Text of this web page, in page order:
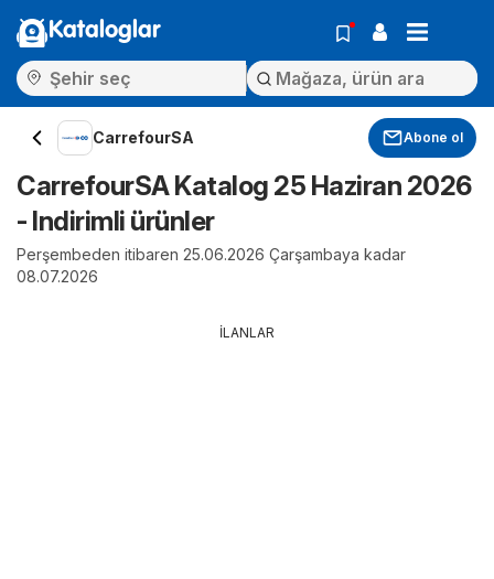
Kataloglar
CarrefourSA Abone ol
CarrefourSA Katalog 25 Haziran 2026
- Indirimli ürünler
Perşembeden itibaren 25.06.2026 Çarşambaya kadar
08.07.2026
İLANLAR